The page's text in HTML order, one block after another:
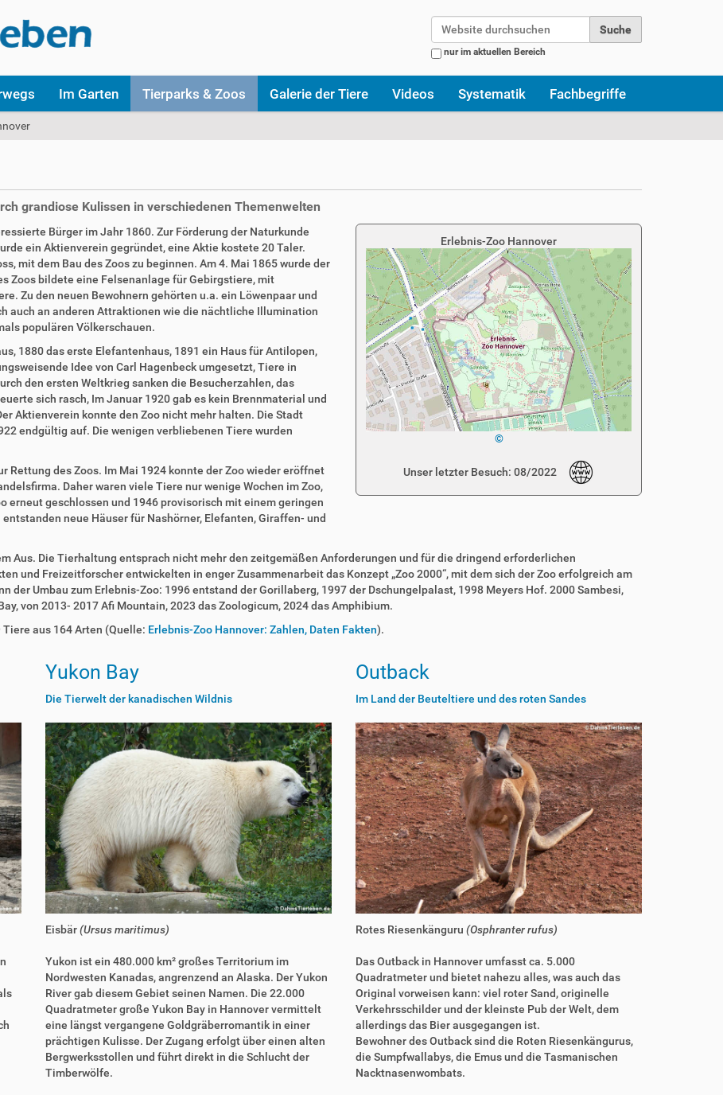
nur im aktuellen Bereich
Im Garten Tierparks & Zoos Galerie der Tiere Videos Systematik Fachbegriffe
grandiose Kulissen in verschiedenen Themenwelten
Bürger im Jahr 1860. Zur Förderung der Naturkunde
ein Aktienverein gegründet, eine Aktie kostete 20 Taler.
mit dem Bau des Zoos zu beginnen. Am 4. Mai 1865 wurde der
Zoos bildete eine Felsenanlage für Gebirgstiere, mit
Zu den neuen Bewohnern gehörten u.a. ein Löwenpaar und
auch an anderen Attraktionen wie die nächtliche Illumination
populären Völkerschauen.
1880 das erste Elefantenhaus, 1891 ein Haus für Antilopen,
Idee von Carl Hagenbeck umgesetzt, Tiere in
den ersten Weltkrieg sanken die Besucherzahlen, das
sich rasch, Im Januar 1920 gab es kein Brennmaterial und
Aktienverein konnte den Zoo nicht mehr halten. Die Stadt
endgültig auf. Die wenigen verbliebenen Tiere wurden
Rettung des Zoos. Im Mai 1924 konnte der Zoo wieder eröffnet
Daher waren viele Tiere nur wenige Wochen im Zoo,
erneut geschlossen und 1946 provisorisch mit einem geringen
neue Häuser für Nashörner, Elefanten, Giraffen- und
Erlebnis-Zoo Hannover
©
Unser letzter Besuch: 08/2022
Aus. Die Tierhaltung entsprach nicht mehr den zeitgemäßen Anforderungen und für die dringend erforderlichen
und Freizeitforscher entwickelten in enger Zusammenarbeit das Konzept „Zoo 2000“, mit dem sich der Zoo erfolgreich am
der Umbau zum Erlebnis-Zoo: 1996 entstand der Gorillaberg, 1997 der Dschungelpalast, 1998 Meyers Hof. 2000 Sambesi,
von 2013- 2017 Afi Mountain, 2023 das Zoologicum, 2024 das Amphibium.
aus 164 Arten (Quelle: Erlebnis-Zoo Hannover: Zahlen, Daten Fakten).
Yukon Bay
Die Tierwelt der kanadischen Wildnis
Eisbär(Ursus maritimus)
Yukon ist ein 480.000 km² großes Territorium im
Nordwesten Kanadas, angrenzend an Alaska. Der Yukon
River gab diesem Gebiet seinen Namen. Die 22.000
Quadratmeter große Yukon Bay in Hannover vermittelt
eine längst vergangene Goldgräberromantik in einer
prächtigen Kulisse. Der Zugang erfolgt über einen alten
Bergwerksstollen und führt direkt in die Schlucht der
Timberwölfe.
Outback
Im Land der Beuteltiere und des roten Sandes
Rotes Riesenkänguru (Osphranter rufus)
Das Outback in Hannover umfasst ca. 5.000
Quadratmeter und bietet nahezu alles, was auch das
Original vorweisen kann: viel roter Sand, originelle
Verkehrsschilder und der kleinste Pub der Welt, dem
allerdings das Bier ausgegangen ist.
Bewohner des Outback sind die Roten Riesenkängurus,
die Sumpfwallabys, die Emus und die Tasmanischen
Nacktnasenwombats.